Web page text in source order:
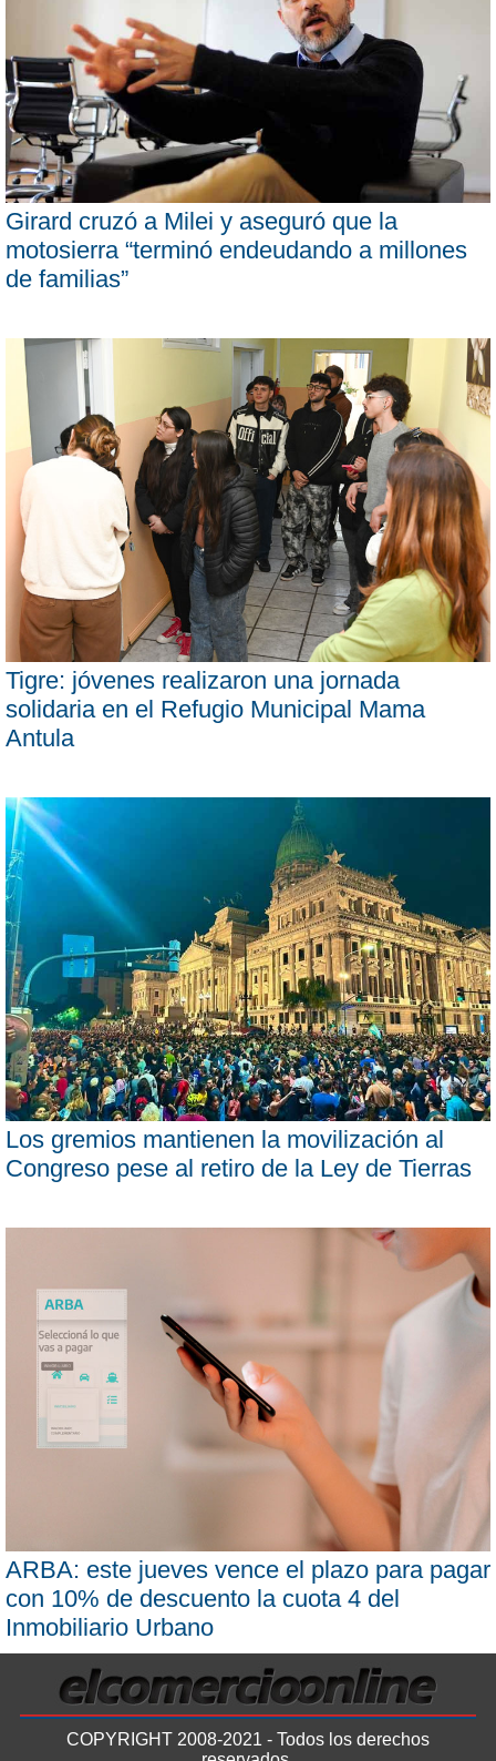
Girard cruzó a Milei y aseguró que la
motosierra “terminó endeudando a millones
de familias”
Tigre: jóvenes realizaron una jornada
solidaria en el Refugio Municipal Mama
Antula
Los gremios mantienen la movilización al
Congreso pese al retiro de la Ley de Tierras
ARBA: este jueves vence el plazo para pagar
con 10% de descuento la cuota 4 del
Inmobiliario Urbano
COPYRIGHT 2008-2021 - Todos los derechos